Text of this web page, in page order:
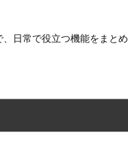
日常で役立つ機能をまと